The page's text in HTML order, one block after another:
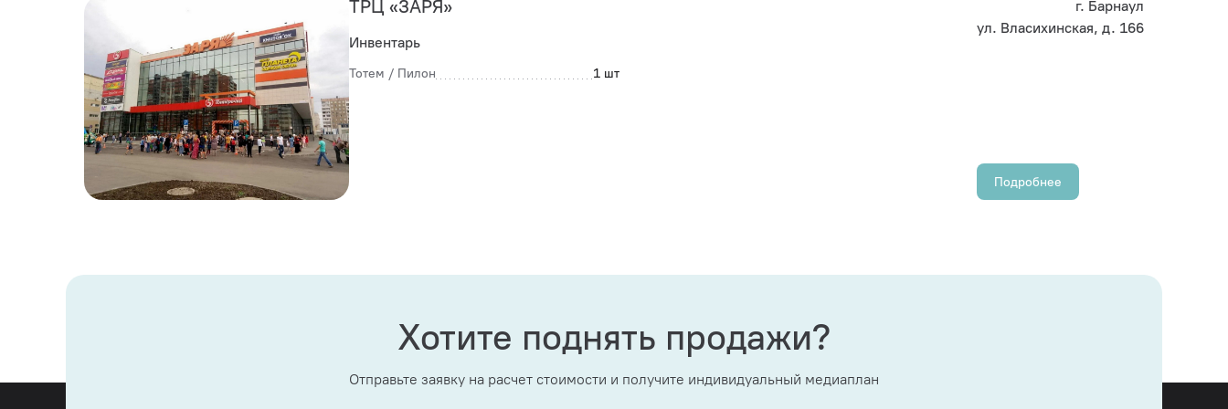
ТРЦ «ЗАРЯ»
Инвентарь
Тотем / Пилон 1 шт
г. Барнаул
ул. Власихинская, д. 166
Подробнее
Хотите поднять продажи?
Отправьте заявку на расчет стоимости и получите индивидуальный медиаплан